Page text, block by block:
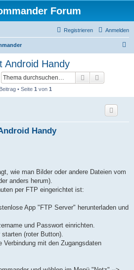
Forum
Anmelden
Registrieren
Android Handy
Suche
• Seite 1 von 1
Handy
wie man Bilder oder andere Dateien vom
anders herum).
per FTP eingerichtet ist:
App "FTP Server" herunterladen und
und Passwort einrichten.
(roter Button).
Verbindung mit den Zugangsdaten